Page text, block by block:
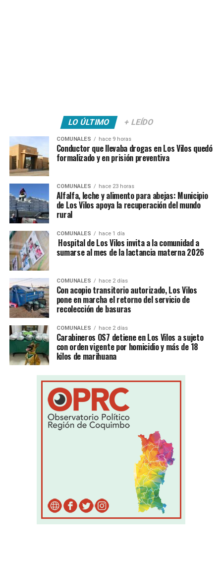
LO ÚLTIMO + LEÍDO
COMUNALES hace 9 horas
Conductor que llevaba drogas en Los Vilos quedó
formalizado y en prisión preventiva
COMUNALES hace 23 horas
Alfalfa, leche y alimento para abejas: Municipio
de Los Vilos apoya la recuperación del mundo
rural
COMUNALES hace 1 día
Hospital de Los Vilos invita a la comunidad a
sumarse al mes de la lactancia materna 2026
COMUNALES hace 2 días
Con acopio transitorio autorizado, Los Vilos
pone en marcha el retorno del servicio de
recolección de basuras
COMUNALES hace 2 días
Carabineros OS7 detiene en Los Vilos a sujeto
con orden vigente por homicidio y más de 18
kilos de marihuana